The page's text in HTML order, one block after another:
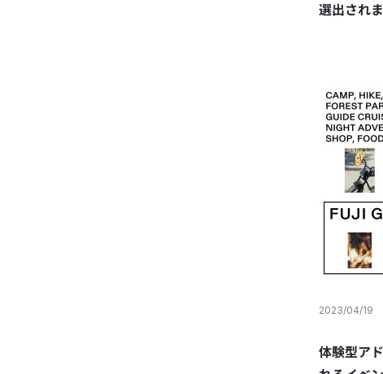
選出され
2023/04/19
体験型ア